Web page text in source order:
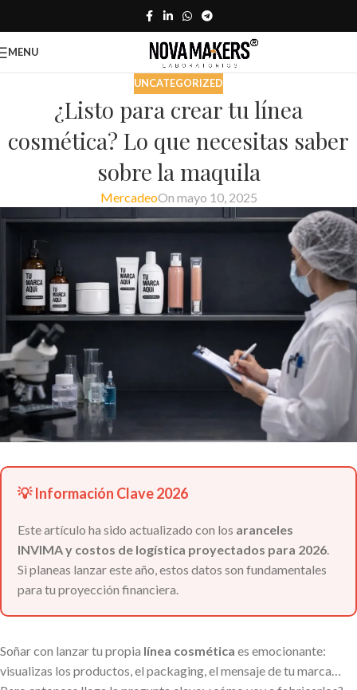
MENU
UNCATEGORIZED
¿Listo para crear tu línea
cosmética? Lo que necesitas saber
sobre la maquila
MercadeoOn mayo 10, 2025
💡 Información Clave 2026
Este artículo ha sido actualizado con los aranceles
INVIMA y costos de logística proyectados para 2026.
Si planeas lanzar este año, estos datos son fundamentales
para tu proyección financiera.
Soñar con lanzar tu propia línea cosmética es emocionante:
visualizas los productos, el packaging, el mensaje de tu marca…